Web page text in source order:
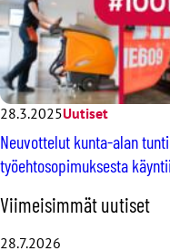
28.3.2025Uutiset
Neuvottelut kunta-alan
työehtosopimuksesta
O
h
i
Viimeisimmät uutiset
28.7.2026